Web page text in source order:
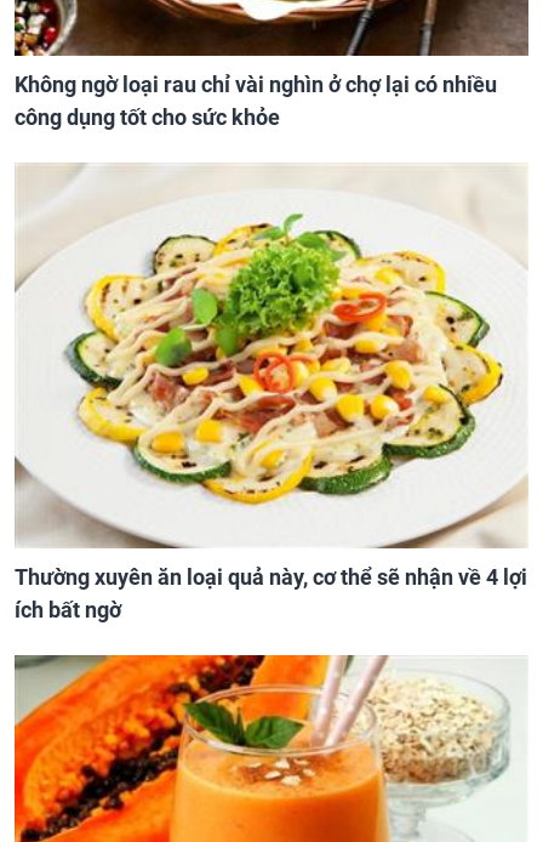
Không ngờ loại rau chỉ vài nghìn ở chợ lại có nhiều
công dụng tốt cho sức khỏe
Thường xuyên ăn loại quả này, cơ thể sẽ nhận về 4 lợi
ích bất ngờ